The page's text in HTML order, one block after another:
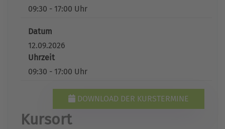
09:30 - 17:00 Uhr
Datum
12.09.2026
Uhrzeit
09:30 - 17:00 Uhr
DOWNLOAD DER KURSTERMINE
Kursort